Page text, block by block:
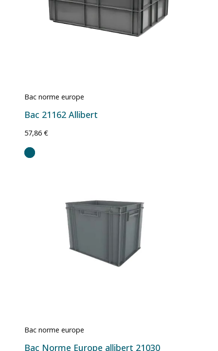
Bac norme europe
Bac 21162 Allibert
57,86 €
Bac norme europe
Bac Norme Europe allibert 21030